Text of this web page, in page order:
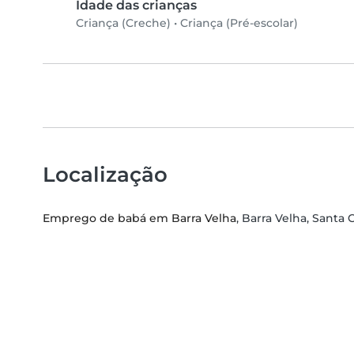
Idade das crianças
Criança (Creche) • Criança (Pré-escolar)
Localização
Emprego de babá em Barra Velha, Barra Velha, Santa